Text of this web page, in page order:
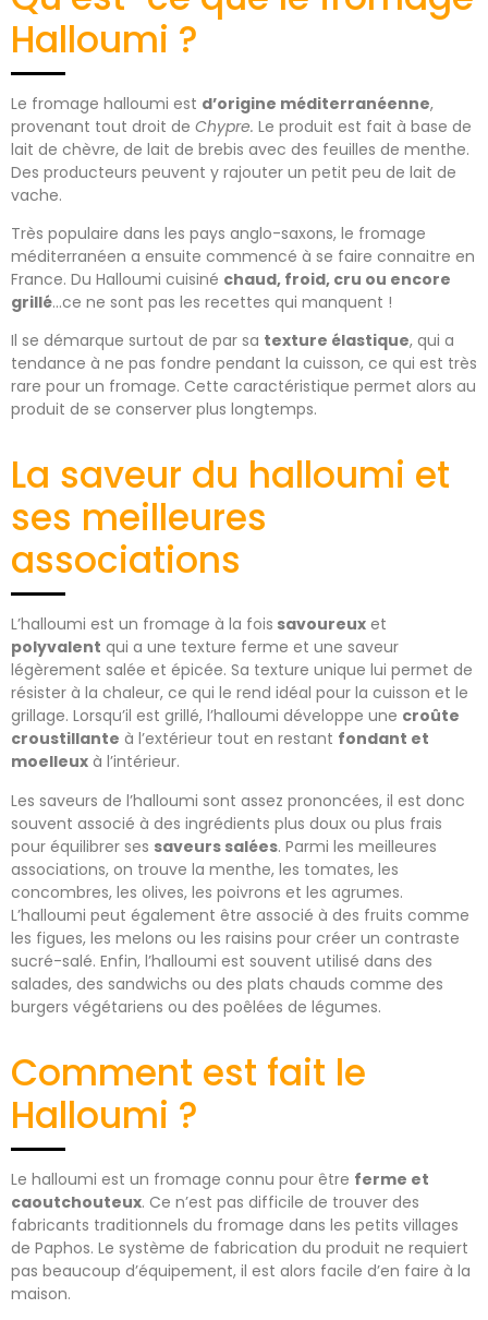
Halloumi ?
Le fromage halloumi est d’origine méditerranéenne,
provenant tout droit de Chypre. Le produit est fait à base de
lait de chèvre, de lait de brebis avec des feuilles de menthe.
Des producteurs peuvent y rajouter un petit peu de lait de
vache.
Très populaire dans les pays anglo-saxons, le fromage
méditerranéen a ensuite commencé à se faire connaitre en
France. Du Halloumi cuisiné chaud, froid, cru ou encore
grillé…ce ne sont pas les recettes qui manquent !
Il se démarque surtout de par sa texture élastique, qui a
tendance à ne pas fondre pendant la cuisson, ce qui est très
rare pour un fromage. Cette caractéristique permet alors au
produit de se conserver plus longtemps.
La saveur du halloumi et
ses meilleures
associations
L’halloumi est un fromage à la fois savoureux et
polyvalent qui a une texture ferme et une saveur
légèrement salée et épicée. Sa texture unique lui permet de
résister à la chaleur, ce qui le rend idéal pour la cuisson et le
grillage. Lorsqu’il est grillé, l’halloumi développe une croûte
croustillante à l’extérieur tout en restant fondant et
moelleux à l’intérieur.
Les saveurs de l’halloumi sont assez prononcées, il est donc
souvent associé à des ingrédients plus doux ou plus frais
pour équilibrer ses saveurs salées. Parmi les meilleures
associations, on trouve la menthe, les tomates, les
concombres, les olives, les poivrons et les agrumes.
L’halloumi peut également être associé à des fruits comme
les figues, les melons ou les raisins pour créer un contraste
sucré-salé. Enfin, l’halloumi est souvent utilisé dans des
salades, des sandwichs ou des plats chauds comme des
burgers végétariens ou des poêlées de légumes.
Comment est fait le
Halloumi ?
Le halloumi est un fromage connu pour être ferme et
caoutchouteux. Ce n’est pas difficile de trouver des
fabricants traditionnels du fromage dans les petits villages
de Paphos. Le système de fabrication du produit ne requiert
pas beaucoup d’équipement, il est alors facile d’en faire à la
maison.